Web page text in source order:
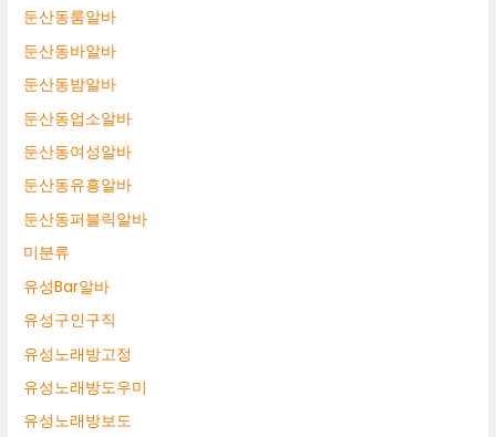
둔산동룸알바
둔산동바알바
둔산동밤알바
둔산동업소알바
둔산동여성알바
둔산동유흥알바
둔산동퍼블릭알바
미분류
유성Bar알바
유성구인구직
유성노래방고정
유성노래방도우미
유성노래방보도